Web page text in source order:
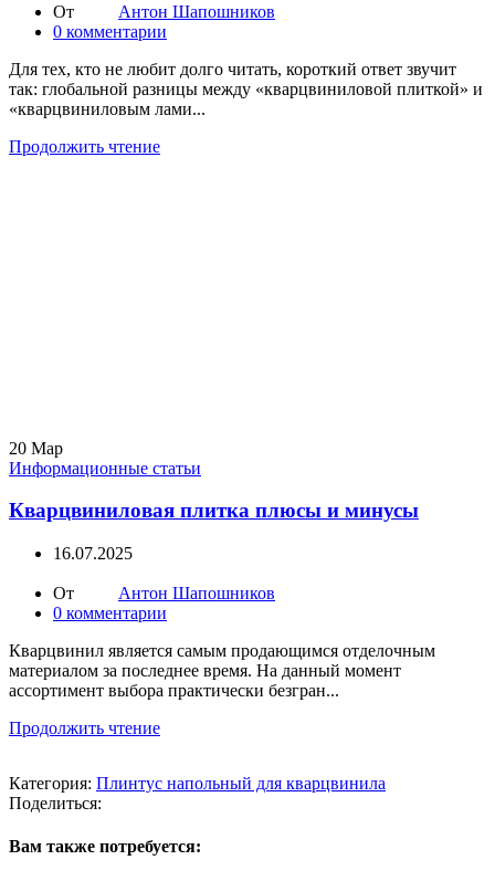
От
Антон Шапошников
0 комментарии
Для тех, кто не любит долго читать, короткий ответ звучит
так: глобальной разницы между «кварцвиниловой плиткой» и
«кварцвиниловым лами...
Продолжить чтение
20 Мар
Информационные статьи
Кварцвиниловая плитка плюсы и минусы
16.07.2025
От
Антон Шапошников
0 комментарии
Кварцвинил является самым продающимся отделочным
материалом за последнее время. На данный момент
ассортимент выбора практически безгран...
Продолжить чтение
Категория: Плинтус напольный для кварцвинила
Поделиться:
Вам также потребуется: